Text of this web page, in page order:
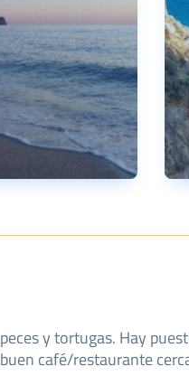
peces y tortugas. Hay
buen café/restaurante